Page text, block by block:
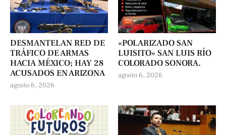
DESMANTELAN RED DE
TRÁFICO DE ARMAS
HACIA MÉXICO; HAY 28
ACUSADOS EN ARIZONA
agosto 6, 2026
«POLARIZADO SAN
LUISITO» SAN LUIS RÍO
COLORADO SONORA.
agosto 6, 2026